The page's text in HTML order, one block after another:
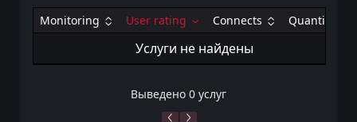
Monitoring User rating Connects Quantity
Услуги не найдены
Выведено 0 услуг